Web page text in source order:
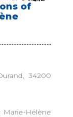
of
34200
Hélène